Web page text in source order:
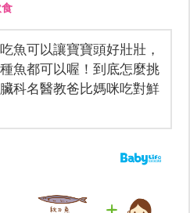
魚可以讓寶寶頭好壯壯，
魚都可以喔！到底怎麼挑
科名醫教爸比媽咪吃對鮮